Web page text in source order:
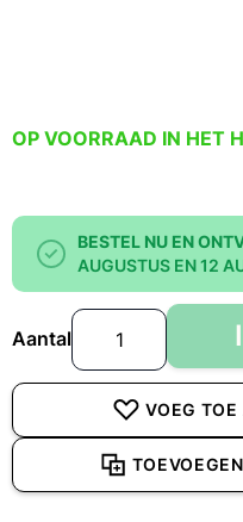
OP VOORRAAD IN HET
BESTEL NU EN
AUGUSTUS EN 12
Aantal
VOEG